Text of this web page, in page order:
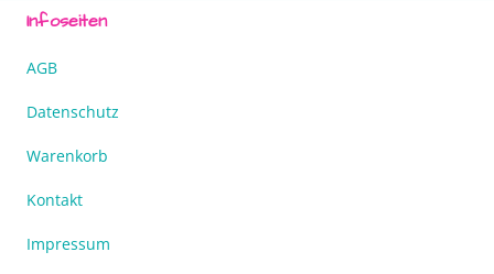
Infoseiten
AGB
Datenschutz
Warenkorb
Kontakt
Impressum